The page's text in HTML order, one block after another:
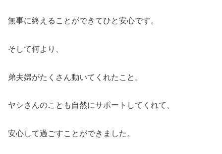
無事に終えることができてひと安心です。
そして何より、
弟夫婦がたくさん動いてくれたこと。
ヤシさんのことも自然にサポートしてくれて、
安心して過ごすことができました。